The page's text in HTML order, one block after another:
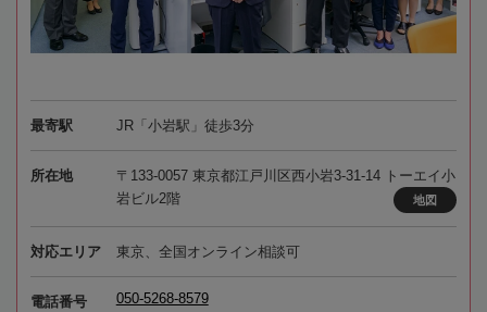
最寄駅 JR「小岩駅」徒歩3分
所在地
〒133-0057 東京都江戸川区西小岩3-31-14 トーエイ小
岩ビル2階
地図
対応エリア 東京、全国オンライン相談可
電話番号 050-5268-8579